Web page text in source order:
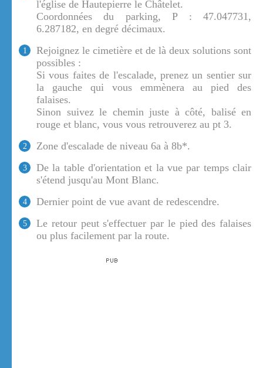
l'église de Hautepierre le Châtelet.
Coordonnées du parking, P : 47.047731,
6.287182, en degré décimaux.
1
Rejoignez le cimetière et de là deux solutions sont
possibles :
Si vous faites de l'escalade, prenez un sentier sur
la gauche qui vous emmènera au pied des
falaises.
Sinon suivez le chemin juste à côté, balisé en
rouge et blanc, vous vous retrouverez au pt 3.
2 Zone d'escalade de niveau 6a à 8b*.
3
De la table d'orientation et la vue par temps clair
s'étend jusqu'au Mont Blanc.
4 Dernier point de vue avant de redescendre.
5
Le retour peut s'effectuer par le pied des falaises
ou plus facilement par la route.